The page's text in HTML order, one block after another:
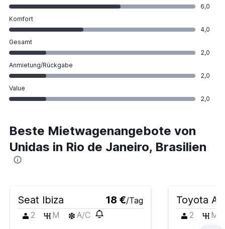
6,0
Komfort
4,0
Gesamt
2,0
Anmietung/Rückgabe
2,0
Value
2,0
Beste Mietwagenangebote von
Unidas in Rio de Janeiro, Brasilien
Seat Ibiza 18 €/Tag
2
M A/C
Toyota
2 M